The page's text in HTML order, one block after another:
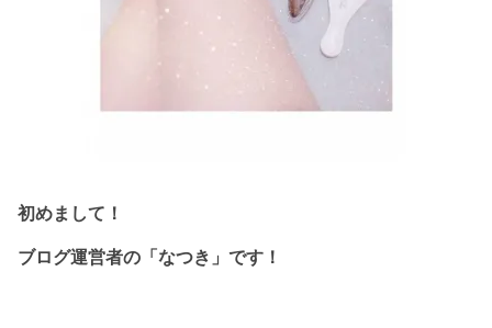
初めまして！
ブログ運営者の「なつき」です！